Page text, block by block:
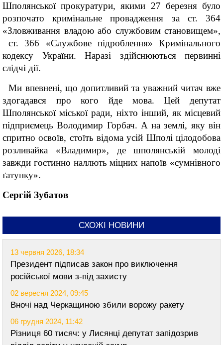
Шполянської прокуратури, якими 27 березня було
розпочато кримінальне провадження за ст. 364
«Зловживання владою або службовим становищем»,
ст. 366 «Службове підроблення» Кримінального
кодексу України. Наразі здійснюються первинні
слідчі дії.
Ми впевнені, що допитливий та уважний читач вже
здогадався про кого йде мова. Цей депутат
Шполянської міської ради, ніхто інший, як місцевий
підприємець Володимир Горбач. А на землі, яку він
спритно освоїв, стоїть відома усій Шполі цілодобова
розливайка «Владимир», де шполянській молоді
завжди гостинно наллють міцних напоїв «сумнівного
ґатунку».
Сергій Зубатов
СХОЖІ НОВИНИ
13 червня 2026, 18:34
Президент підписав закон про виключення
російської мови з-під захисту
02 вересня 2024, 09:45
Вночі над Черкащиною збили ворожу ракету
06 грудня 2024, 11:42
Різниця 60 тисяч: у Лисянці депутат запідозрив